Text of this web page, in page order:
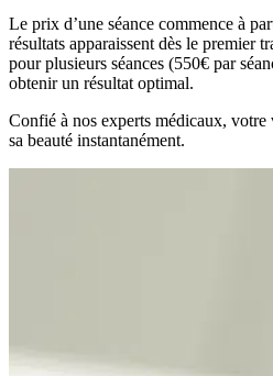
Le prix d’une séance commence à
résultats apparaissent dès le premier
pour plusieurs séances (550€ par
obtenir un résultat optimal.
Confié à nos experts médicaux, votre
sa beauté instantanément.